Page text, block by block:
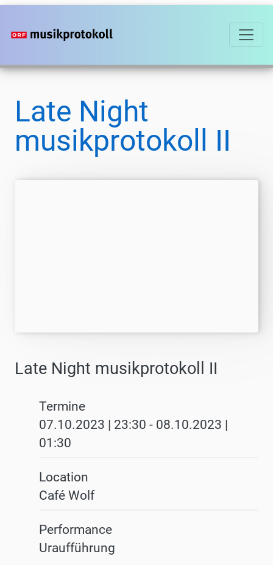
Direkt
zum
Late Night
musikprotokoll II
Late Night musikprotokoll II
Termine
07.10.2023 | 23:30 - 08.10.2023 |
01:30
Location
Café Wolf
Performance
Uraufführung